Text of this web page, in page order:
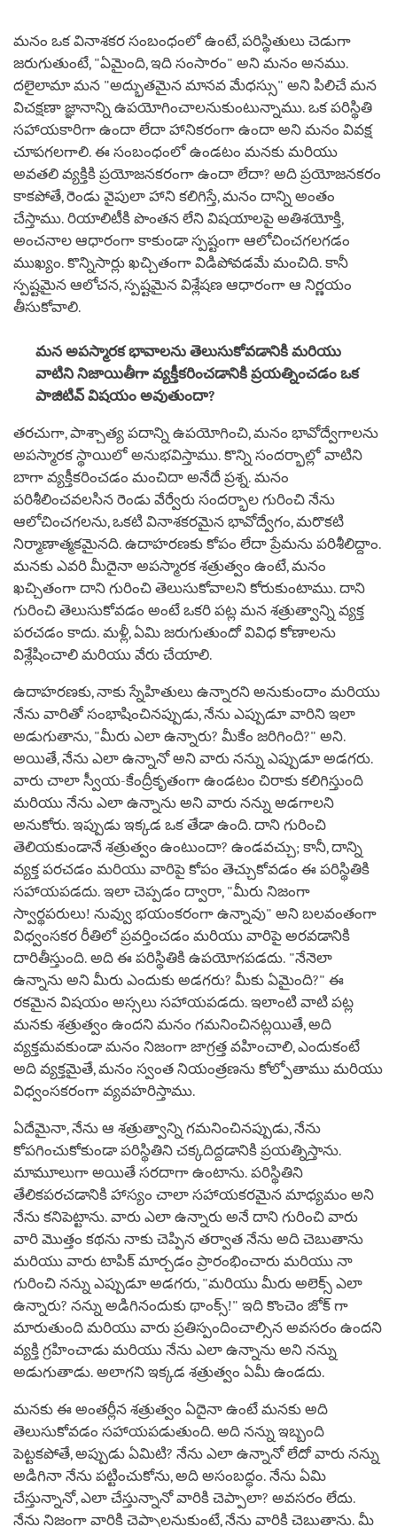
మనం ఒక వినాశకర సంబంధంలో ఉంటే, పరిస్థితులు చెడుగా
జరుగుతుంటే, "ఏమైంది, ఇది సంసారం" అని మనం అనము.
దలైలామా మన "అద్భుతమైన మానవ మేధస్సు" అని పిలిచే మన
విచక్షణా జ్ఞానాన్ని ఉపయోగించాలనుకుంటున్నాము. ఒక పరిస్థితి
సహాయకారిగా ఉందా లేదా హానికరంగా ఉందా అని మనం వివక్ష
చూపగలగాలి. ఈ సంబంధంలో ఉండటం మనకు మరియు
అవతలి వ్యక్తికి ప్రయోజనకరంగా ఉందా లేదా? అది ప్రయోజనకరం
కాకపోతే, రెండు వైపులా హాని కలిగిస్తే, మనం దాన్ని అంతం
చేస్తాము. రియాలిటీకి పొంతన లేని విషయాలపై అతిశయోక్తి,
అంచనాల ఆధారంగా కాకుండా స్పష్టంగా ఆలోచించగలగడం
ముఖ్యం. కొన్నిసార్లు ఖచ్చితంగా విడిపోవడమే మంచిది. కానీ
స్పష్టమైన ఆలోచన, స్పష్టమైన విశ్లేషణ ఆధారంగా ఆ నిర్ణయం
తీసుకోవాలి.
మన అపస్మారక భావాలను తెలుసుకోవడానికి మరియు
వాటిని నిజాయితీగా వ్యక్తీకరించడానికి ప్రయత్నించడం ఒక
పాజిటివ్ విషయం అవుతుందా?
తరచుగా, పాశ్చాత్య పదాన్ని ఉపయోగించి, మనం భావోద్వేగాలను
అపస్మారక స్థాయిలో అనుభవిస్తాము. కొన్ని సందర్భాల్లో వాటిని
బాగా వ్యక్తీకరించడం మంచిదా అనేదే ప్రశ్న. మనం
పరిశీలించవలసిన రెండు వేర్వేరు సందర్భాల గురించి నేను
ఆలోచించగలను, ఒకటి వినాశకరమైన భావోద్వేగం, మరొకటి
నిర్మాణాత్మకమైనది. ఉదాహరణకు కోపం లేదా ప్రేమను పరిశీలిద్దాం.
మనకు ఎవరి మీదైనా అపస్మారక శత్రుత్వం ఉంటే, మనం
ఖచ్చితంగా దాని గురించి తెలుసుకోవాలని కోరుకుంటాము. దాని
గురించి తెలుసుకోవడం అంటే ఒకరి పట్ల మన శత్రుత్వాన్ని వ్యక్త
పరచడం కాదు. మళ్లీ, ఏమి జరుగుతుందో వివిధ కోణాలను
విశ్లేషించాలి మరియు వేరు చేయాలి.
ఉదాహరణకు, నాకు స్నేహితులు ఉన్నారని అనుకుందాం మరియు
నేను వారితో సంభాషించినప్పుడు, నేను ఎప్పుడూ వారిని ఇలా
అడుగుతాను, "మీరు ఎలా ఉన్నారు? మీకేం జరిగింది?" అని.
అయితే, నేను ఎలా ఉన్నానో అని వారు నన్ను ఎప్పుడూ అడగరు.
వారు చాలా స్వీయ-కేంద్రీకృతంగా ఉండటం చిరాకు కలిగిస్తుంది
మరియు నేను ఎలా ఉన్నాను అని వారు నన్ను అడగాలని
అనుకోరు. ఇప్పుడు ఇక్కడ ఒక తేడా ఉంది. దాని గురించి
తెలియకుండానే శత్రుత్వం ఉంటుందా? ఉండవచ్చు; కానీ, దాన్ని
వ్యక్త పరచడం మరియు వారిపై కోపం తెచ్చుకోవడం ఈ పరిస్థితికి
సహాయపడదు. ఇలా చెప్పడం ద్వారా, "మీరు నిజంగా
స్వార్థపరులు! నువ్వు భయంకరంగా ఉన్నావు" అని బలవంతంగా
విధ్వంసకర రీతిలో ప్రవర్తించడం మరియు వారిపై అరవడానికి
దారితీస్తుంది. అది ఈ పరిస్థితికి ఉపయోగపడదు. "నేనెలా
ఉన్నాను అని మీరు ఎందుకు అడగరు? మీకు ఏమైంది?" ఈ
రకమైన విషయం అస్సలు సహాయపడదు. ఇలాంటి వాటి పట్ల
మనకు శత్రుత్వం ఉందని మనం గమనించినట్లయితే, అది
వ్యక్తమవకుండా మనం నిజంగా జాగ్రత్త వహించాలి, ఎందుకంటే
అది వ్యక్తమైతే, మనం స్వంత నియంత్రణను కోల్పోతాము మరియు
విధ్వంసకరంగా వ్యవహరిస్తాము.
ఏదేమైనా, నేను ఆ శత్రుత్వాన్ని గమనించినప్పుడు, నేను
కోపగించుకోకుండా పరిస్థితిని చక్కదిద్దడానికి ప్రయత్నిస్తాను.
మామూలుగా అయితే సరదాగా ఉంటాను. పరిస్థితిని
తేలికపరచడానికి హాస్యం చాలా సహాయకరమైన మాధ్యమం అని
నేను కనిపెట్టాను. వారు ఎలా ఉన్నారు అనే దాని గురించి వారు
వారి మొత్తం కథను నాకు చెప్పిన తర్వాత నేను అది చెబుతాను
మరియు వారు టాపిక్ మార్చడం ప్రారంభించారు మరియు నా
గురించి నన్ను ఎప్పుడూ అడగరు, "మరియు మీరు అలెక్స్ ఎలా
ఉన్నారు? నన్ను అడిగినందుకు థాంక్స్!" ఇది కొంచెం జోక్ గా
మారుతుంది మరియు వారు ప్రతిస్పందించాల్సిన అవసరం ఉందని
వ్యక్తి గ్రహించాడు మరియు నేను ఎలా ఉన్నాను అని నన్ను
అడుగుతాడు. అలాగని ఇక్కడ శత్రుత్వం ఏమీ ఉండదు.
మనకు ఈ అంతర్లీన శత్రుత్వం ఏదైనా ఉంటే మనకు అది
తెలుసుకోవడం సహాయపడుతుంది. అది నన్ను ఇబ్బంది
పెట్టకపోతే, అప్పుడు ఏమిటి? నేను ఎలా ఉన్నానో లేదో వారు నన్ను
అడిగినా నేను పట్టించుకోను, అది అసంబద్ధం. నేను ఏమి
చేస్తున్నానో, ఎలా చేస్తున్నానో వారికి చెప్పాలా? అవసరం లేదు.
నేను నిజంగా వారికి చెప్పాలనుకుంటే, నేను వారికి చెబుతాను. మీ